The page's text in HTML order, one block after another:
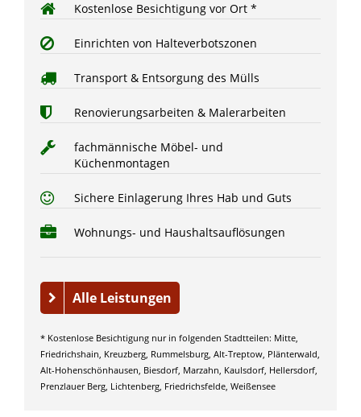
Kostenlose Besichtigung vor Ort *
Einrichten von Halteverbotszonen
Transport & Entsorgung des Mülls
Renovierungsarbeiten & Malerarbeiten
fachmännische Möbel- und
Küchenmontagen
Sichere Einlagerung Ihres Hab und Guts
Wohnungs- und Haushaltsauflösungen
Alle Leistungen
* Kostenlose Besichtigung nur in folgenden Stadtteilen: Mitte,
Friedrichshain, Kreuzberg, Rummelsburg, Alt-Treptow, Plänterwald,
Alt-Hohenschönhausen, Biesdorf, Marzahn, Kaulsdorf, Hellersdorf,
Prenzlauer Berg, Lichtenberg, Friedrichsfelde, Weißensee